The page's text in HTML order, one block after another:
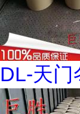
DL-天门